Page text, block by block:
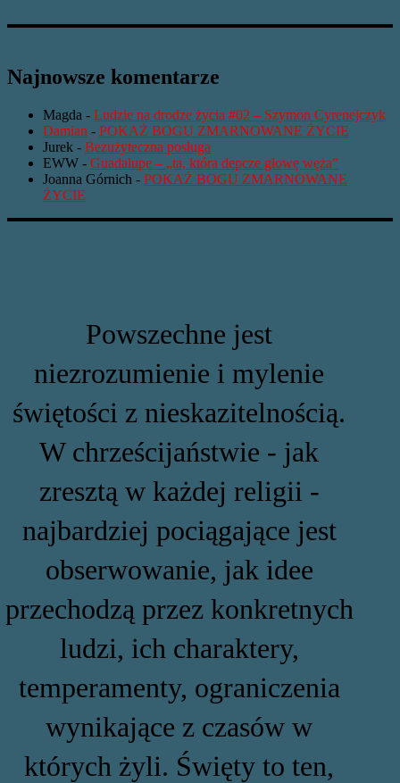
Najnowsze komentarze
Magda - Ludzie na drodze życia #02 – Szymon Cyrenejczyk
Damian - POKAŻ BOGU ZMARNOWANE ŻYCIE
Jurek - Bezużyteczna posługa
EWW - Guadalupe – „ta, która depcze głowę węża”
Joanna Górnich - POKAŻ BOGU ZMARNOWANE
ŻYCIE
Powszechne jest
niezrozumienie i mylenie
świętości z nieskazitelnością.
W chrześcijaństwie - jak
zresztą w każdej religii -
najbardziej pociągające jest
obserwowanie, jak idee
przechodzą przez konkretnych
ludzi, ich charaktery,
temperamenty, ograniczenia
wynikające z czasów w
których żyli. Święty to ten,